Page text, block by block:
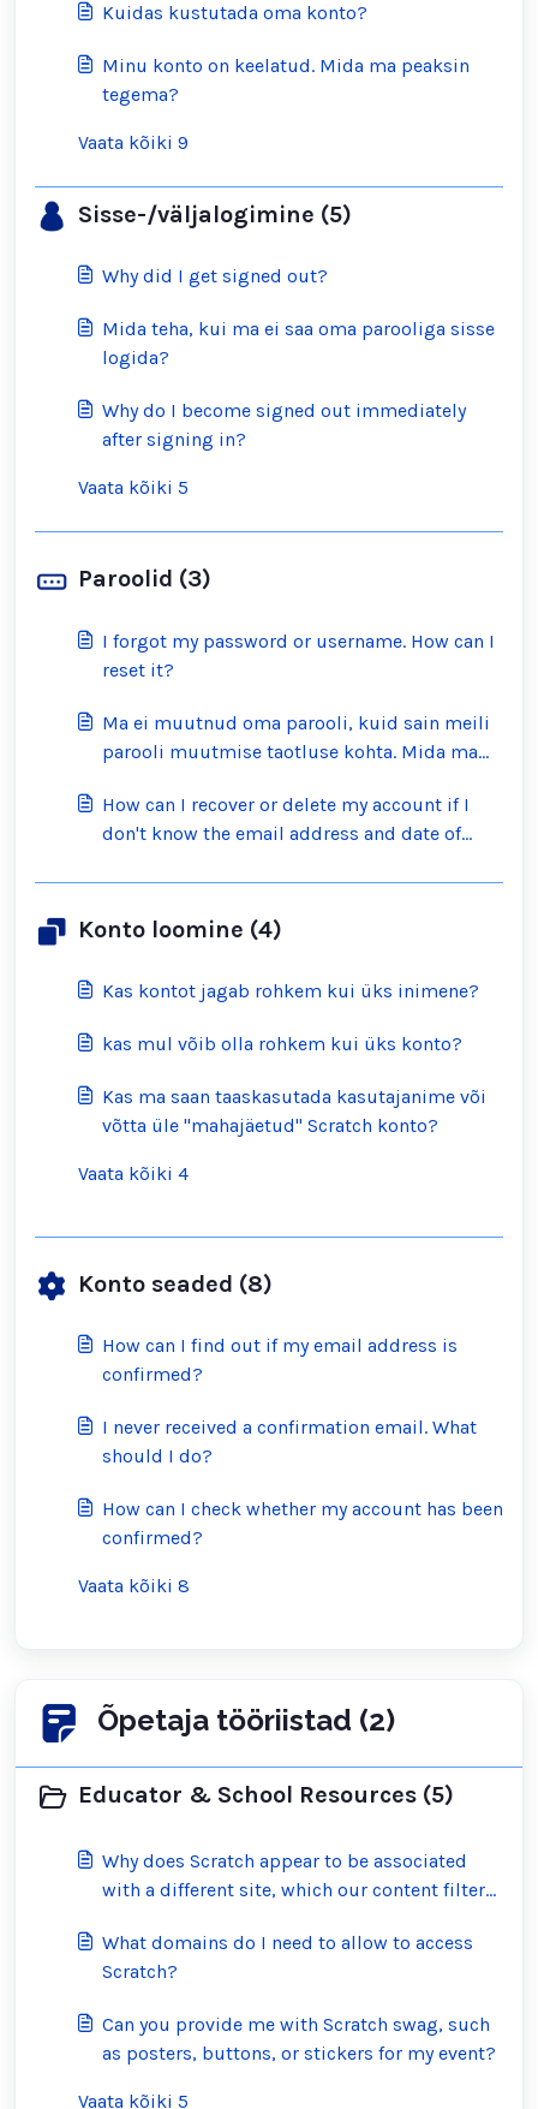
Kuidas kustutada oma konto?
Minu konto on keelatud. Mida ma peaksin
tegema?
Vaata kõiki 9
Sisse-/väljalogimine (5)
Why did I get signed out?
Mida teha, kui ma ei saa oma parooliga sisse
logida?
Why do I become signed out immediately
after signing in?
Vaata kõiki 5
Paroolid (3)
I forgot my password or username. How can I
reset it?
Ma ei muutnud oma parooli, kuid sain meili
parooli muutmise taotluse kohta. Mida ma
How can I recover or delete my account if I
don't know the email address and date of
Konto loomine (4)
Kas kontot jagab rohkem kui üks inimene?
kas mul võib olla rohkem kui üks konto?
Kas ma saan taaskasutada kasutajanime või
võtta üle "mahajäetud" Scratch konto?
Vaata kõiki 4
Konto seaded (8)
How can I find out if my email address is
confirmed?
I never received a confirmation email. What
should I do?
How can I check whether my account has been
confirmed?
Vaata kõiki 8
Õpetaja tööriistad (2)
Educator & School Resources (5)
Why does Scratch appear to be associated
with a different site, which our content filter
What domains do I need to allow to access
Scratch?
Can you provide me with Scratch swag, such
as posters, buttons, or stickers for my event?
Vaata kõiki 5